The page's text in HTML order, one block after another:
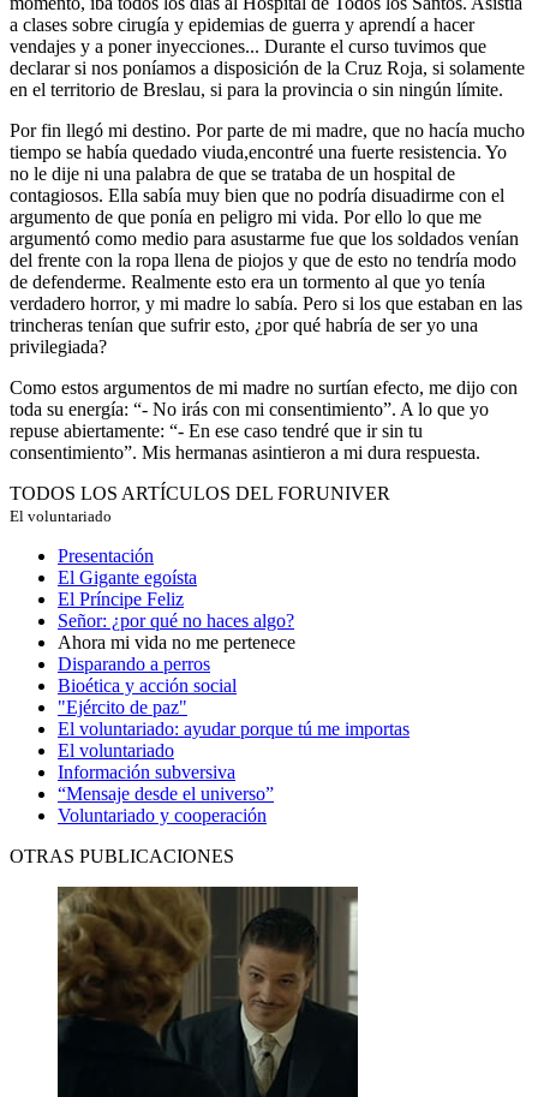
a clases sobre cirugía y epidemias de guerra y aprendí a hacer
vendajes y a poner inyecciones... Durante el curso tuvimos que
declarar si nos poníamos a disposición de la Cruz Roja, si solamente
en el territorio de Breslau, si para la provincia o sin ningún límite.
Por fin llegó mi destino. Por parte de mi madre, que no hacía mucho
tiempo se había quedado viuda,encontré una fuerte resistencia. Yo
no le dije ni una palabra de que se trataba de un hospital de
contagiosos. Ella sabía muy bien que no podría disuadirme con el
argumento de que ponía en peligro mi vida. Por ello lo que me
argumentó como medio para asustarme fue que los soldados venían
del frente con la ropa llena de piojos y que de esto no tendría modo
de defenderme. Realmente esto era un tormento al que yo tenía
verdadero horror, y mi madre lo sabía. Pero si los que estaban en las
trincheras tenían que sufrir esto, ¿por qué habría de ser yo una
privilegiada?
Como estos argumentos de mi madre no surtían efecto, me dijo con
toda su energía: “- No irás con mi consentimiento”. A lo que yo
repuse abiertamente: “- En ese caso tendré que ir sin tu
consentimiento”. Mis hermanas asintieron a mi dura respuesta.
TODOS LOS ARTÍCULOS DEL FORUNIVER
El voluntariado
Presentación
El Gigante egoísta
El Príncipe Feliz
Señor: ¿por qué no haces algo?
Ahora mi vida no me pertenece
Disparando a perros
Bioética y acción social
"Ejército de paz"
El voluntariado: ayudar porque tú me importas
El voluntariado
Información subversiva
“Mensaje desde el universo”
Voluntariado y cooperación
OTRAS PUBLICACIONES